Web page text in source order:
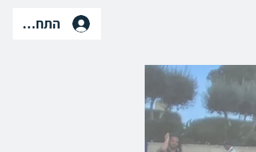
התחברות